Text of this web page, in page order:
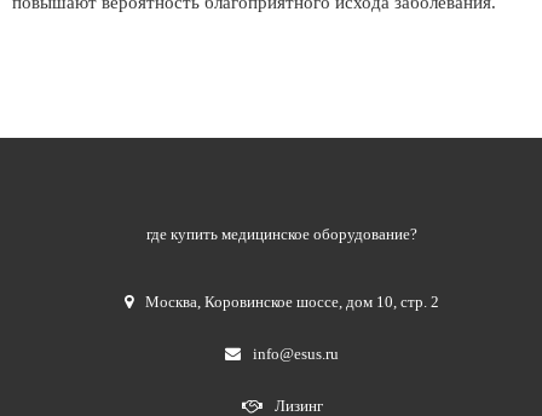
где купить медицинское оборудование?
Москва,Коровинское шоссе, дом 10, стр. 2
info@esus.ru
Лизинг